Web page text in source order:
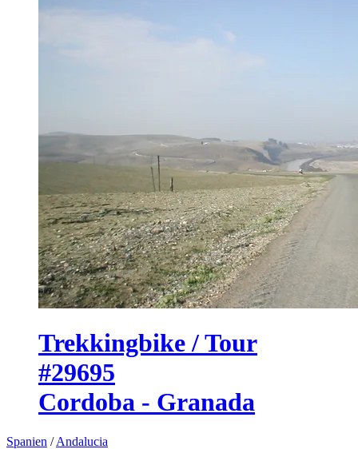
Trekkingbike / Tour
#29695
Cordoba - Granada
Spanien /Andalucia